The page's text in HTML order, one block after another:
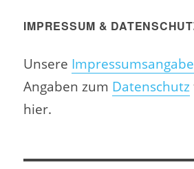
IMPRESSUM &
Unsere
Angaben zum Datenschutz
hier.